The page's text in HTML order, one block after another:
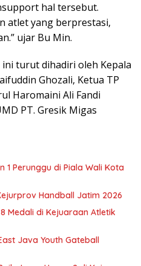
hal tersebut.
atlet yang berprestasi,
ujar Bu Min.
turut dihadiri oleh Kepala
Ghozali, Ketua TP
Haromaini Ali Fandi
PT. Gresik Migas
1 Perunggu di Piala Wali Kota
Handball Jatim 2026
Medali di Kejuaraan Atletik
Java Youth Gateball